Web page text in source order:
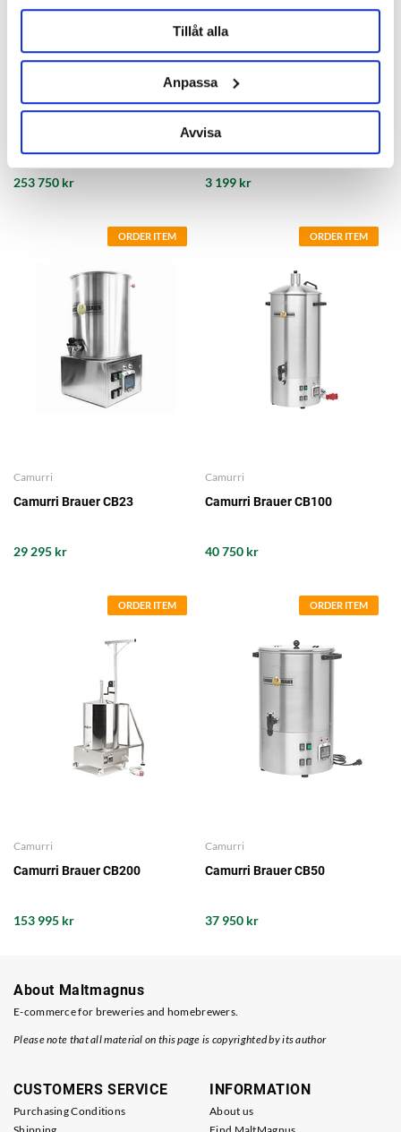
Tillåt alla
Anpassa
Avvisa
Camurri
253 750 kr
Camurri
Millenium 24V Camurri Brauer
3 199 kr
ORDER ITEM
Camurri
Camurri Brauer CB23
29 295 kr
ORDER ITEM
Camurri
Camurri Brauer CB100
40 750 kr
ORDER ITEM
Camurri
Camurri Brauer CB200
153 995 kr
ORDER ITEM
Camurri
Camurri Brauer CB50
37 950 kr
About Maltmagnus
E-commerce for breweries and homebrewers.
Please note that all material on this page is copyrighted by its author
CUSTOMERS SERVICE
Purchasing Conditions
INFORMATION
About us